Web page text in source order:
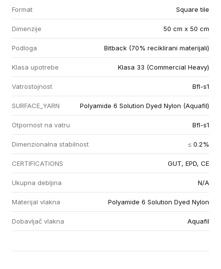
Format Square tile
Dimenzije 50 cm x 50 cm
Podloga Bitback (70% reciklirani materijali)
Klasa upotrebe Klasa 33 (Commercial Heavy)
Vatrostojnost Bfl-s1
SURFACE_YARN Polyamide 6 Solution Dyed Nylon (Aquafil)
Otpornost na vatru Bfl-s1
Dimenzionalna stabilnost ≤ 0.2%
CERTIFICATIONS GUT, EPD, CE
Ukupna debljina N/A
Materijal vlakna Polyamide 6 Solution Dyed Nylon
Dobavljač vlakna Aquafil